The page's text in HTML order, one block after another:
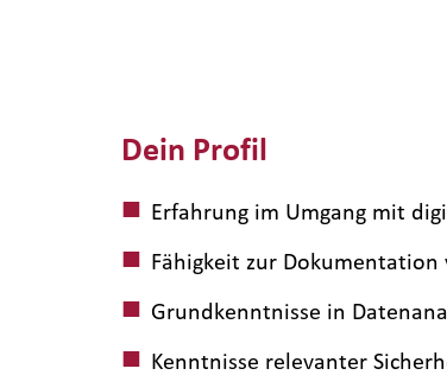
Dein Profil
Erfahrung im Umgang mit
Fähigkeit zur
Grundkenntnisse in
Kenntnisse relevanter